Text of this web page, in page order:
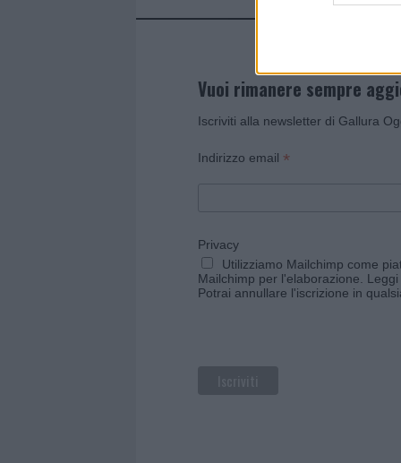
Vuoi rimanere sempre
Iscriviti alla newsletter di Gallura
Indirizzo email *
Privacy
Utilizziamo Mailchimp come
Mailchimp per l'elaborazione.
Potrai annullare l'iscrizione in